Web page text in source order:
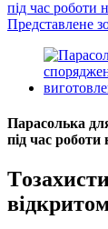
Парасолька
під час роботи
Tо